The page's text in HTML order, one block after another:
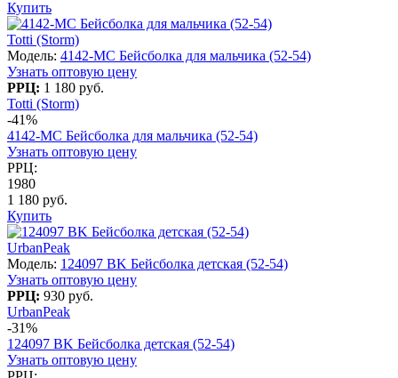
Купить
Totti (Storm)
Модель: 4142-МC Бейсболка для мальчика (52-54)
Узнать оптовую цену
РРЦ: 1 180 руб.
Totti (Storm)
-41%
4142-МC Бейсболка для мальчика (52-54)
Узнать оптовую цену
РРЦ:
1980
1 180 руб.
Купить
UrbanPeak
Модель: 124097 BK Бейсболка детская (52-54)
Узнать оптовую цену
РРЦ: 930 руб.
UrbanPeak
-31%
124097 BK Бейсболка детская (52-54)
Узнать оптовую цену